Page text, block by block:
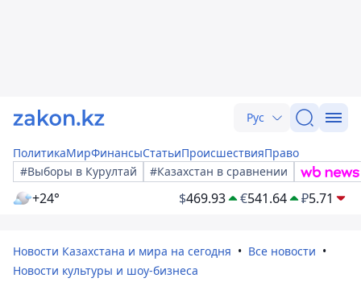
Рус
ПолитикаМирФинансыСтатьиПроисшествияПраво
#Выборы в Курултай
#Казахстан в сравнении
+24° $469.93 €541.64 ₽5.71
Новости Казахстана и мира на сегодня
Все новости
Новости культуры и шоу-бизнеса